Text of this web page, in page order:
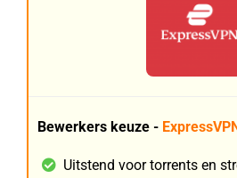
Bewerkers keuze -
Uitstend voor torrents en